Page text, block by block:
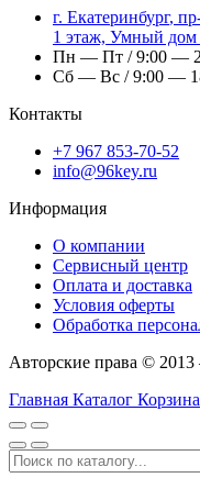
г. Екатеринбург,
1 этаж, Умный дом
Пн — Пт / 9:00 —
Сб — Вс / 9:00 —
Контакты
+7 967 853-70-52
info@96key.ru
Информация
О компании
Сервисный центр
Оплата и доставка
Условия оферты
Обработка
Авторские права ©
Главная Каталог Корзина